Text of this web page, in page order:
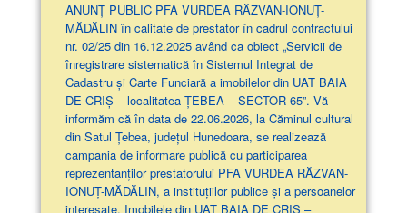
ANUNŢ PUBLIC PFA VURDEA RĂZVAN-IONUȚ-
MĂDĂLIN în calitate de prestator în cadrul contractului
nr. 02/25 din 16.12.2025 având ca obiect „Servicii de
înregistrare sistematică în Sistemul Integrat de
Cadastru și Carte Funciară a imobilelor din UAT BAIA
DE CRIȘ – localitatea ȚEBEA – SECTOR 65”. Vă
informăm că în data de 22.06.2026, la Căminul cultural
din Satul Țebea, județul Hunedoara, se realizează
campania de informare publică cu participarea
reprezentanților prestatorului PFA VURDEA RĂZVAN-
IONUȚ-MĂDĂLIN, a instituțiilor publice și a persoanelor
interesate. Imobilele din UAT BAIA DE CRIȘ –